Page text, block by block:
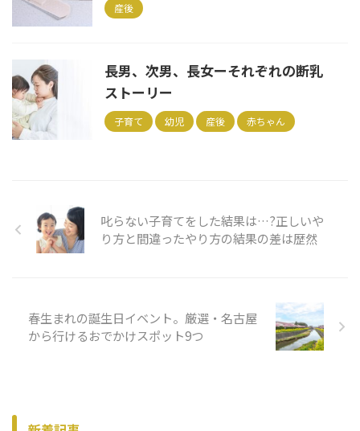
産後
長男、次男、長女ーそれぞれの断乳
ストーリー
子育て 幼児 産後 赤ちゃん
叱らない子育てをした結果は…?正しいや
り方と間違ったやり方の結果の差は歴然
春生まれの誕生日イベント。厳選・名古屋
から行けるおでかけスポット9つ